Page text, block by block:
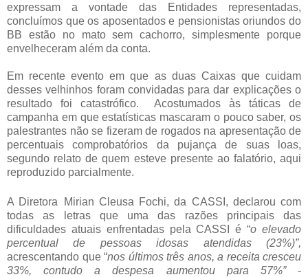
expressam a vontade das Entidades representadas,
concluímos que os aposentados e pensionistas oriundos do
BB estão no mato sem cachorro, simplesmente porque
envelheceram além da conta.
Em recente evento em que as duas Caixas que cuidam
desses velhinhos foram convidadas para dar explicações o
resultado foi catastrófico. Acostumados às táticas de
campanha em que estatísticas mascaram o pouco saber, os
palestrantes não se fizeram de rogados na apresentação de
percentuais comprobatórios da pujança de suas loas,
segundo relato de quem esteve presente ao falatório, aqui
reproduzido parcialmente.
A Diretora
Mirian Cleusa Fochi, da CASSI, declarou com
todas as letras que uma das razões principais das
dificuldades atuais enfrentadas pela CASSI é “o elevado
percentual de pessoas idosas atendidas (23%)”,
acrescentando que “nos últimos três anos, a receita cresceu
33%, contudo a despesa aumentou para 57%” -